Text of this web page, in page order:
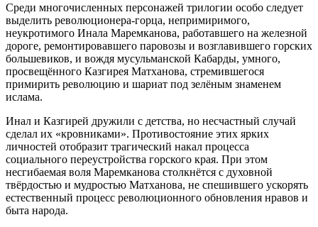
Среди многочисленных персонажей трилогии особо следует
выделить революционера-горца, непримиримого,
неукротимого Инала Маремканова, работавшего на железной
дороге, ремонтировавшего паровозы и возглавившего горских
большевиков, и вождя мусульманской Кабарды, умного,
просвещённого Казгирея Матханова, стремившегося
примирить революцию и шариат под зелёным знаменем
ислама.
Инал и Казгирей дружили с детства, но несчастный случай
сделал их «кровниками». Противостояние этих ярких
личностей отобразит трагический накал процесса
социального переустройства горского края. При этом
несгибаемая воля Маремканова столкнётся с духовной
твёрдостью и мудростью Матханова, не спешившего ускорять
естественный процесс революционного обновления нравов и
быта народа.